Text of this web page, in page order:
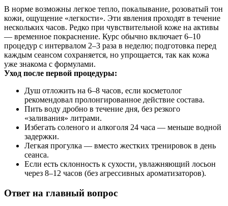
В норме возможны легкое тепло, покалывание, розоватый тон
кожи, ощущение «легкости». Эти явления проходят в течение
нескольких часов. Редко при чувствительной коже на активы
— временное покраснение. Курс обычно включает 6–10
процедур с интервалом 2–3 раза в неделю; подготовка перед
каждым сеансом сохраняется, но упрощается, так как кожа
уже знакома с формулами.
Уход после первой процедуры:
Душ отложить на 6–8 часов, если косметолог
рекомендовал пролонгированное действие состава.
Пить воду дробно в течение дня, без резкого
«заливания» литрами.
Избегать соленого и алкоголя 24 часа — меньше водной
задержки.
Легкая прогулка — вместо жестких тренировок в день
сеанса.
Если есть склонность к сухости, увлажняющий лосьон
через 8–12 часов (без агрессивных ароматизаторов).
Ответ на главный вопрос